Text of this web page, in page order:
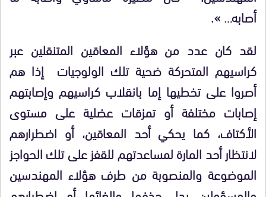
أصابه… ».
لقد كان عدد من هؤلاء المعاقين المتنقلين عبر
كراسيهم المتحركة ضحية تلك الولوجيات إذا هم
أصروا على تخطيها إما بانقلاب كراسيهم وإصابتهم
إصابات مختلفة أو تمزقات عضلية على مستوى
الأكتاف، كما يحكي أحد المعاقين، أو اضطرارهم
لانتظار أحد المارة لمساعدتهم للقفز على تلك الحواجز
الموضوعة والمنصوبة من طرف هؤلاء المهندسين